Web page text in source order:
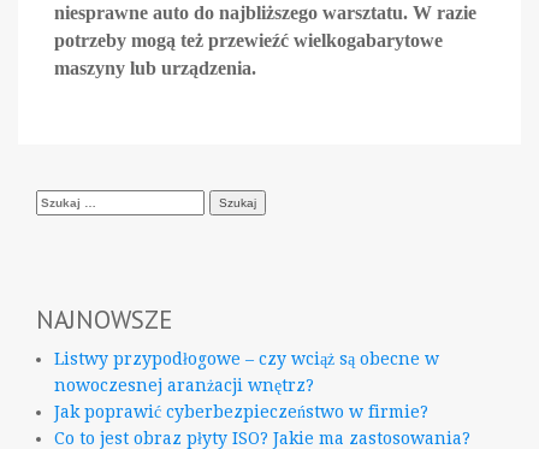
niesprawne auto do najbliższego warsztatu. W razie
potrzeby mogą też przewieźć wielkogabarytowe
maszyny lub urządzenia.
Szukaj:
NAJNOWSZE
Listwy przypodłogowe – czy wciąż są obecne w
nowoczesnej aranżacji wnętrz?
Jak poprawić cyberbezpieczeństwo w firmie?
Co to jest obraz płyty ISO? Jakie ma zastosowania?